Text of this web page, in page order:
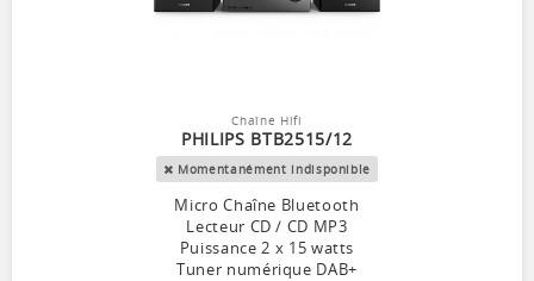
Chaîne Hifi
PHILIPS BTB2515/12
Momentanément indisponible
Micro Chaîne Bluetooth
Lecteur CD / CD MP3
Puissance 2 x 15 watts
Tuner numérique DAB+